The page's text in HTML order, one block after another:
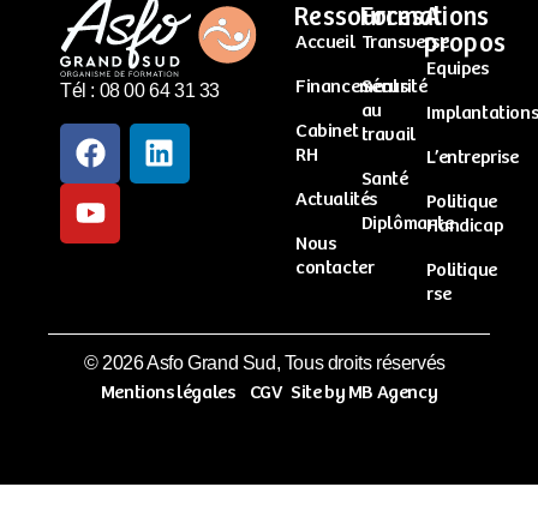
Tél : 08 00 64 31 33
Ressources
Accueil
Financements
Cabinet
RH
Actualités
Nous
contacter
Formations
Transverse
Sécurité
au
travail
Santé
Diplômante
A
propos
Equipes
Implantations
L’entreprise
Politique
Handicap
Politique
rse
© 2026 Asfo Grand Sud, Tous droits réservés
Mentions légales
CGV Site by MB Agency